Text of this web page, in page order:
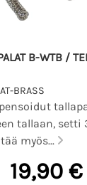
B-WTB /
BRASS
tallaan, setti
myös...
19,90 €